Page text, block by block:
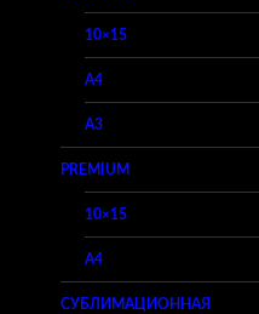
10×15
A4
A3
PREMIUM
10×15
A4
СУБЛИМАЦИОННАЯ